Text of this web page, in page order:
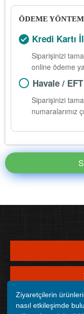
Ziyaretçilerin
nasıl etkileşimde
ÖDEME
Kredi Kartı
Siparişinizi
online ödeme
Havale /
Siparişinizi
numaralarımız